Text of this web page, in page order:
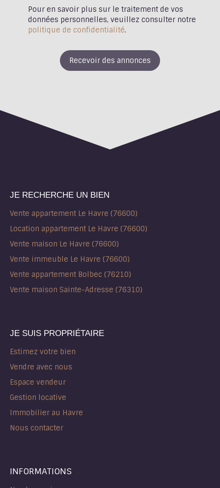
Pour en savoir plus sur le traitement de vos
données personnelles, veuillez consulter notre
politique de confidentialité.
Recevoir des annonces
JE RECHERCHE UN BIEN
Vente appartement Le Havre (76600)
Location appartement Le Havre (76600)
Vente maison Le Havre (76600)
Vente immeuble Le Havre (76600)
Vente appartement Bolbec (76210)
Vente maison Sainte-Adresse (76310)
JE SUIS PROPRIÉTAIRE
Estimez votre bien
Vendre avec nous
Espace vendeur
Gestion locative
Immobilier au Havre
Nous contacter
INFORMATIONS